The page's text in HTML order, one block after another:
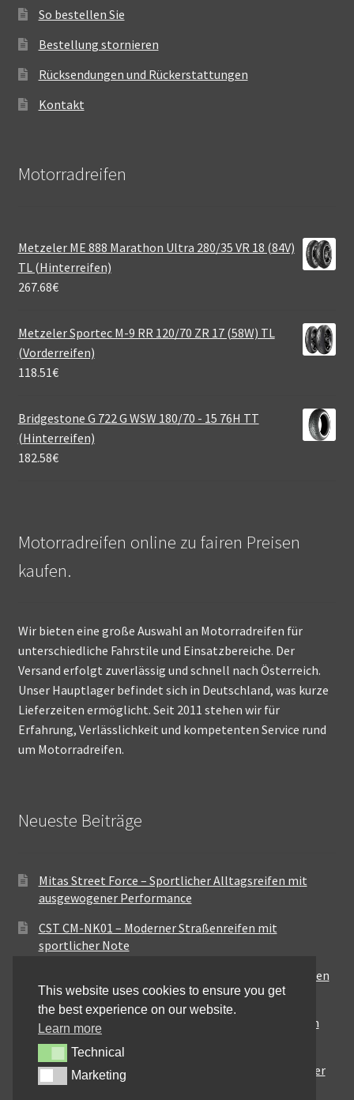
So bestellen Sie
Bestellung stornieren
Rücksendungen und Rückerstattungen
Kontakt
Motorradreifen
Metzeler ME 888 Marathon Ultra 280/35 VR 18 (84V)
TL (Hinterreifen)
267.68€
Metzeler Sportec M-9 RR 120/70 ZR 17 (58W) TL
(Vorderreifen)
118.51€
Bridgestone G 722 G WSW 180/70 - 15 76H TT
(Hinterreifen)
182.58€
Motorradreifen online zu fairen Preisen
kaufen.
Wir bieten eine große Auswahl an Motorradreifen für
unterschiedliche Fahrstile und Einsatzbereiche. Der
Versand erfolgt zuverlässig und schnell nach Österreich.
Unser Hauptlager befindet sich in Deutschland, was kurze
Lieferzeiten ermöglicht. Seit 2011 stehen wir für
Erfahrung, Verlässlichkeit und kompetenten Service rund
um Motorradreifen.
Neueste Beiträge
Mitas Street Force – Sportlicher Alltagsreifen mit
ausgewogener Performance
CST CM-NK01 – Moderner Straßenreifen mit
sportlicher Note
Maxxis MA-ST3 – Ausgewogener Sport-Touring-Reifen
für vielseitige Einsätze
Pirelli City Demon – Zuverlässigkeit für den urbanen
Alltag
Metzeler Perfect ME77 – Klassische Optik mit solider
Straßenperformance
This website uses cookies to ensure you get
the best experience on our website.
Learn more
TechnicalTechnical
MarketingMarketing